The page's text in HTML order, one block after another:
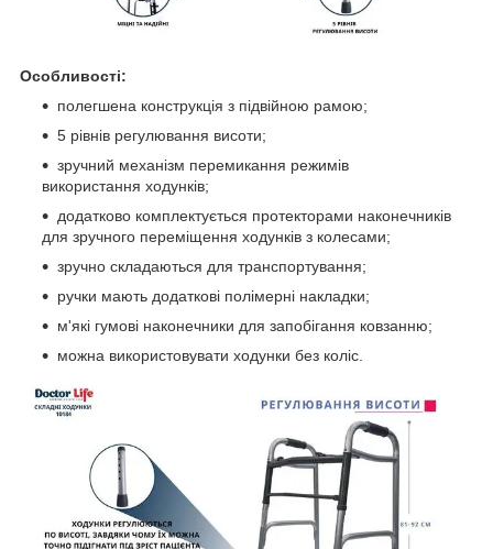
Особливості:
полегшена конструкція з підвійною рамою;
5 рівнів регулювання висоти;
зручний механізм перемикання режимів
використання ходунків;
додатково комплектується протекторами наконечників
для зручного переміщення ходунків з колесами;
зручно складаються для транспортування;
ручки мають додаткові полімерні накладки;
м'які гумові наконечники для запобігання ковзанню;
можна використовувати ходунки без коліс.